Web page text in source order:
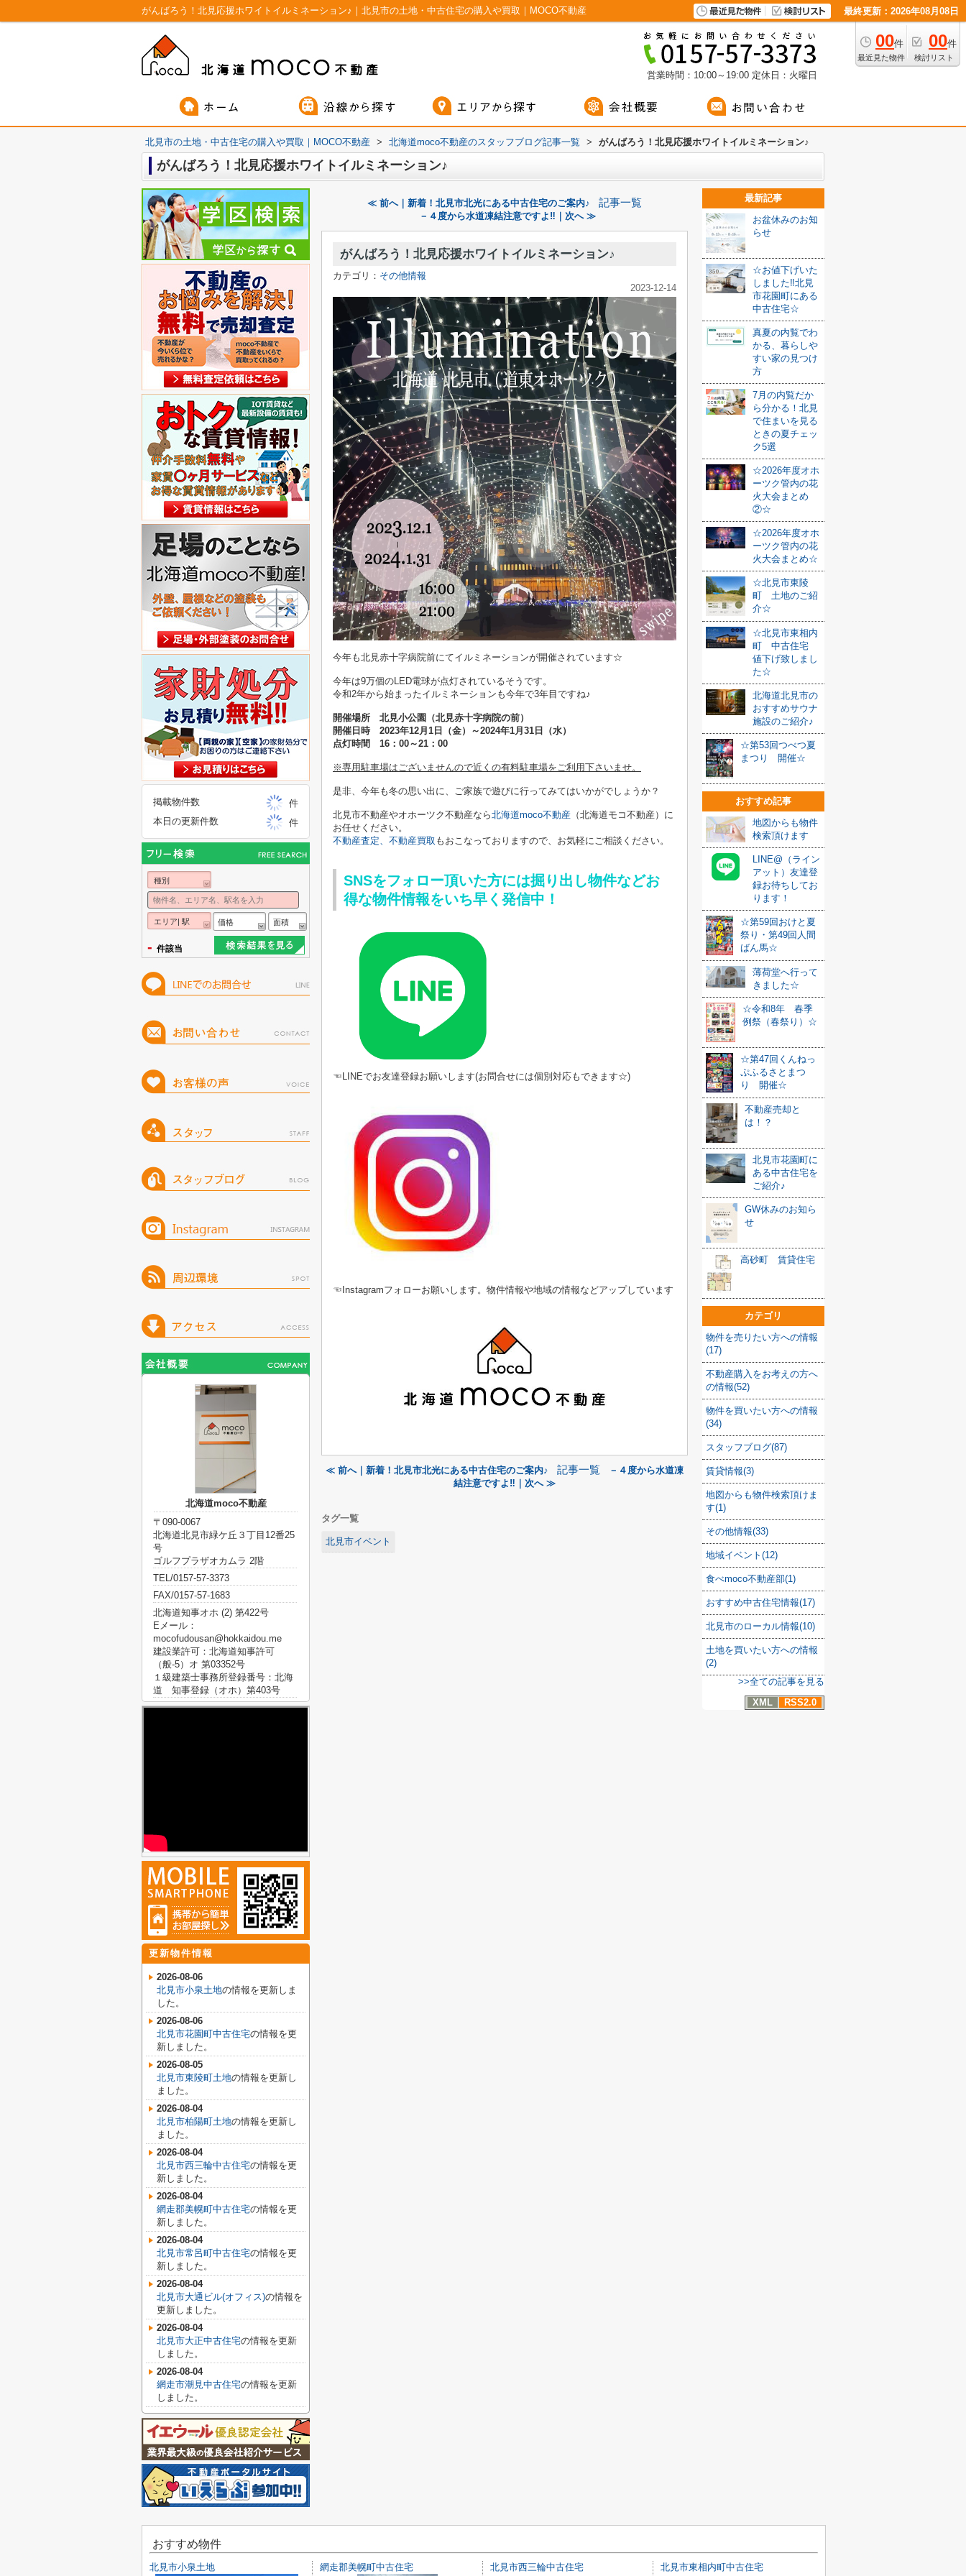
がんばろう！北見応援ホワイトイルミネーション♪｜北見市の土地・中古住宅の購入や買取｜MOCO不動産 最終更新：2026年08月08日
00件
最近見た物件
00件
検討リスト
営業時間：10:00～19:00 定休日：火曜日
北見市の土地・中古住宅の購入や買取｜MOCO不動産 > 北海道moco不動産のスタッフブログ記事一覧 > がんばろう！北見応援ホワイトイルミネーション♪
がんばろう！北見応援ホワイトイルミネーション♪
≪ 前へ｜新着！北見市北光にある中古住宅のご案内♪ 記事一覧
－４度から水道凍結注意ですよ‼｜次へ ≫
がんばろう！北見応援ホワイトイルミネーション♪
カテゴリ： その他情報
2023-12-14
今年も北見赤十字病院前にてイルミネーションが開催されています☆
今年は9万個のLED電球が点灯されているそうです。
令和2年から始まったイルミネーションも今年で3年目ですね♪
開催場所 北見小公園（北見赤十字病院の前）
開催日時 2023年12月1日（金）～2024年1月31日（水）
点灯時間 16：00～21：00
※専用駐車場はございませんので近くの有料駐車場をご利用下さいませ。
是非、今年も冬の思い出に、ご家族で遊びに行ってみてはいかがでしょうか？
北見市不動産やオホーツク不動産なら北海道moco不動産 （北海道モコ不動産）に
お任せください。
不動産査定、不動産買取 もおこなっておりますので、 お気軽にご相談ください。
SNSをフォロー頂いた方には掘り出し物件などお
得な物件情報をいち早く発信中！
☜LINEでお友達登録お願いします(お問合せには個別対応もできます☆)
☜Instagramフォローお願いします。物件情報や地域の情報などアップしています
≪ 前へ｜新着！北見市北光にある中古住宅のご案内♪ 記事一覧
－４度から水道凍
結注意ですよ‼｜次へ ≫
タグ一覧
北見市イベント
最新記事
お盆休みのお知
らせ
☆お値下げいた
しました‼北見
市花園町にある
中古住宅☆
真夏の内覧でわ
かる、暮らしや
すい家の見つけ
方
7月の内覧だか
ら分かる！北見
で住まいを見る
ときの夏チェッ
ク5選
☆2026年度オホ
ーツク管内の花
火大会まとめ
②☆
☆2026年度オホ
ーツク管内の花
火大会まとめ☆
☆北見市東陵
町 土地のご紹
介☆
☆北見市東相内
町 中古住宅
値下げ致しまし
た☆
北海道北見市の
おすすめサウナ
施設のご紹介♪
☆第53回つべつ夏
まつり 開催☆
おすすめ記事
地図からも物件
検索頂けます
LINE@（ライン
アット）友達登
録お待ちしてお
ります！
☆第59回おけと夏
祭り・第49回人間
ばん馬☆
薄荷堂へ行って
きました☆
☆令和8年 春季
例祭（春祭り）☆
☆第47回くんねっ
ぷふるさとまつ
り 開催☆
不動産売却と
は！？
北見市花園町に
ある中古住宅を
ご紹介♪
GW休みのお知ら
せ
高砂町 賃貸住宅
カテゴリ
物件を売りたい方への情報
(17)
不動産購入をお考えの方へ
の情報(52)
物件を買いたい方への情報
(34)
スタッフブログ(87)
賃貸情報(3)
地図からも物件検索頂けま
す(1)
その他情報(33)
地域イベント(12)
食べmoco不動産部(1)
おすすめ中古住宅情報(17)
北見市のローカル情報(10)
土地を買いたい方への情報
(2)
>>全ての記事を見る
XML
RSS2.0
掲載物件数
件
本日の更新件数
件
種別
エリア| 駅 価格 面積
- 件該当
北海道moco不動産
〒090-0067
北海道北見市緑ケ丘３丁目12番25
号
ゴルフプラザオカムラ 2階
TEL/0157-57-3373
FAX/0157-57-1683
北海道知事オホ (2) 第422号
Eメール：
mocofudousan@hokkaidou.me
建設業許可：北海道知事許可
（般-5）オ 第03352号
１級建築士事務所登録番号：北海
道 知事登録（オホ）第403号
更新物件情報
2026-08-06
北見市小泉土地の情報を更新しま
した。
2026-08-06
北見市花園町中古住宅の情報を更
新しました。
2026-08-05
北見市東陵町土地の情報を更新し
ました。
2026-08-04
北見市柏陽町土地の情報を更新し
ました。
2026-08-04
北見市西三輪中古住宅の情報を更
新しました。
2026-08-04
網走郡美幌町中古住宅の情報を更
新しました。
2026-08-04
北見市常呂町中古住宅の情報を更
新しました。
2026-08-04
北見市大通ビル(オフィス)の情報を
更新しました。
2026-08-04
北見市大正中古住宅の情報を更新
しました。
2026-08-04
網走市潮見中古住宅の情報を更新
しました。
おすすめ物件
北見市小泉土地 網走郡美幌町中古住宅 北見市西三輪中古住宅 北見市東相内町中古住宅